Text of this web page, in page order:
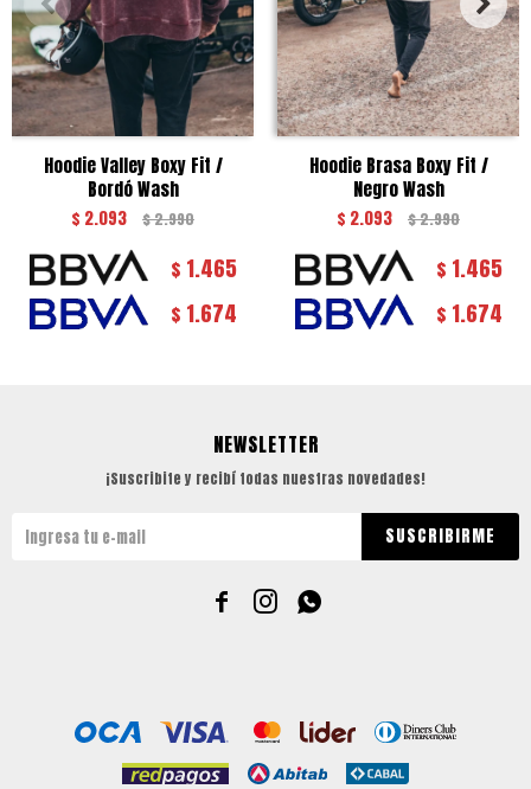
Hoodie Valley Boxy Fit /
Bordó Wash
$ 2.093 $2.990
$ 1.465
$ 1.674
Hoodie Brasa Boxy Fit /
Negro Wash
$ 2.093 $2.990
$ 1.465
$ 1.674
NEWSLETTER
¡Suscribite y recibí todas nuestras novedades!
SUSCRIBIRME
  